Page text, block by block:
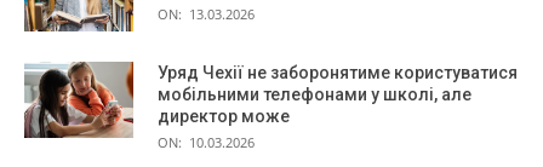
ON: 13.03.2026
Уряд Чехії не заборонятиме користуватися
мобільними телефонами у школі, але
директор може
ON: 10.03.2026